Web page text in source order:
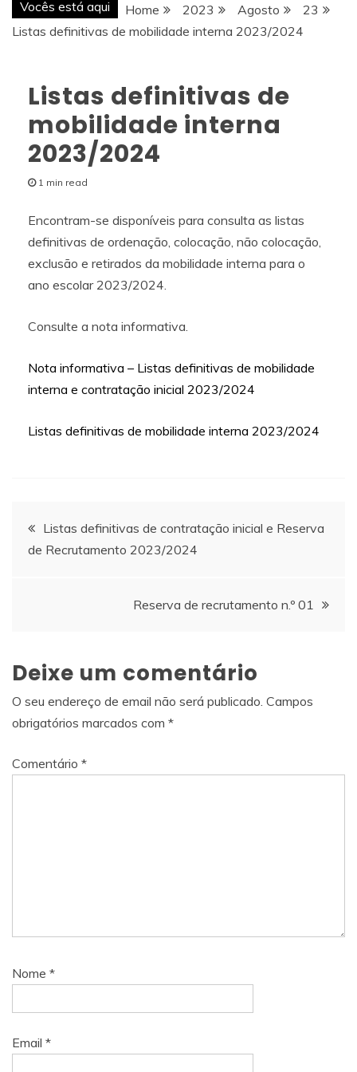
Vocês está aqui Home 2023 Agosto
23
Listas definitivas de mobilidade interna 2023/2024
Listas definitivas de
mobilidade interna
2023/2024
1 min read
Encontram-se disponíveis para consulta as listas
definitivas de ordenação, colocação, não colocação,
exclusão e retirados da mobilidade interna para o
ano escolar 2023/2024.
Consulte a nota informativa.
Nota informativa – Listas definitivas de mobilidade
interna e contratação inicial 2023/2024
Listas definitivas de mobilidade interna 2023/2024
Navegação
de
Listas definitivas de contratação inicial e Reserva
de Recrutamento 2023/2024
Reserva de recrutamento n.º 01
Deixe um comentário
O seu endereço de email não será publicado. Campos
obrigatórios marcados com *
Comentário *
Nome *
Email *